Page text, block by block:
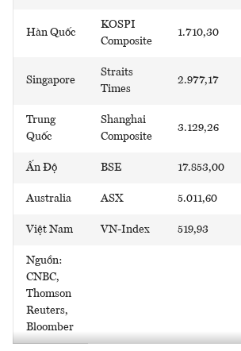
Hàn Quốc
KOSPI
Composite
1.710,30
Singapore
Straits
Times
2.977,17
Trung
Quốc
Shanghai
Composite
3.129,26
Ấn Độ BSE 17.853,00
Australia ASX 5.011,60
Việt Nam VN-Index 519,93
Nguồn:
CNBC,
Thomson
Reuters,
Bloomber